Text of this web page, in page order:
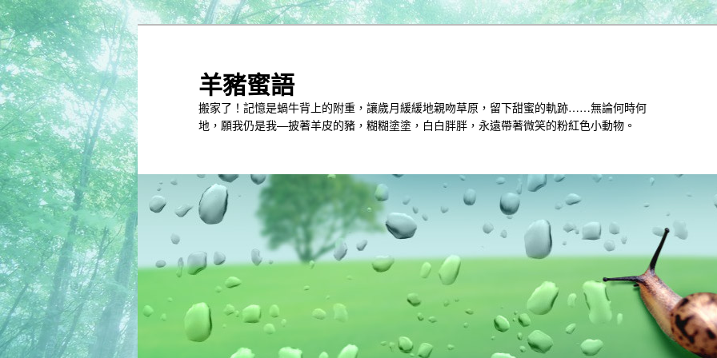
跳
到
主
內
容
跳
到
第
二
內
容
羊豬蜜語
搬家了！記憶是蝸牛背上的附重，讓歲月緩緩地親吻草原，留下甜蜜的軌跡……無論何時何
地，願我仍是我—披著羊皮的豬，糊糊塗塗，白白胖胖，永遠帶著微笑的粉紅色小動物。